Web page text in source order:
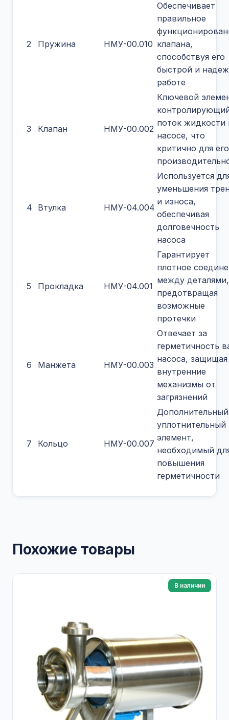
2 Пружина НМУ-00.010
Обеспечивает
правильное
клапана,
способствуя его
быстрой и
работе
3 Клапан НМУ-00.002
Ключевой
поток жидкости
насосе, что
критично для его
4 Втулка НМУ-04.004
Используется
уменьшения
и износа,
обеспечивая
долговечность
насоса
5 Прокладка НМУ-04.001
Гарантирует
плотное
между деталями,
предотвращая
возможные
протечки
6 Манжета НМУ-00.003
Отвечает за
герметичность
насоса, защищая
внутренние
механизмы от
загрязнений
7 Кольцо НМУ-00.007
Дополнительный
уплотнительный
элемент,
необходимый
повышения
герметичности
Похожие товары
В наличии